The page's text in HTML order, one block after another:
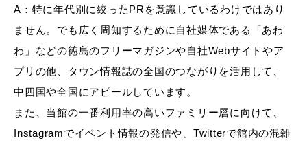
A：特に年代別に絞ったPRを意識しているわけではあり
ません。でも広く周知するために自社媒体である「あわ
わ」などの徳島のフリーマガジンや自社Webサイトやア
プリの他、タウン情報誌の全国のつながりを活用して、
中四国や全国にアピールしています。
また、当館の一番利用率の高いファミリー層に向けて、
Instagramでイベント情報の発信や、Twitterで館内の混雑